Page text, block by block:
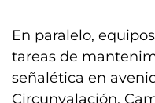
En paralelo,
tareas de
señalética en
Circunvalación,